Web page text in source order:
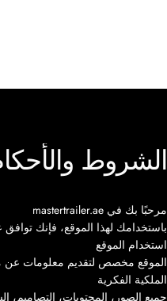
الشروط
مرحبًا بك في mastertrailer.ae
باستخدامك لهذا الموقع، فإنك
استخدام الموقع
الموقع مخصص لتقديم معلومات عن
الملكية الفكرية
جميع الصور، المحتويات،